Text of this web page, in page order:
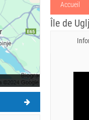
Accueil
Île de